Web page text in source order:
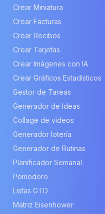
Crear Miniatura
Crear Facturas
Crear Recibos
Crear Tarjetas
Crear Imágenes con IA
Crear Gráficos Estadísticos
Gestor de Tareas
Generador de Ideas
Collage de videos
Generador lotería
Generador de Rutinas
Planificador Semanal
Pomodoro
Listas GTD
Matriz Eisenhower